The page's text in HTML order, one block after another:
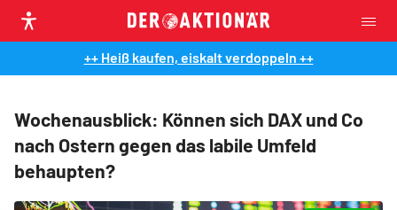
++ Heiß kaufen, eiskalt verdoppeln ++
Wochenausblick: Können sich DAX und Co
nach Ostern gegen das labile Umfeld
behaupten?